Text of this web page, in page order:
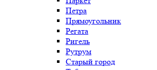
Петра
Прямоугольник
Регата
Ригель
Рутрум
Старый город